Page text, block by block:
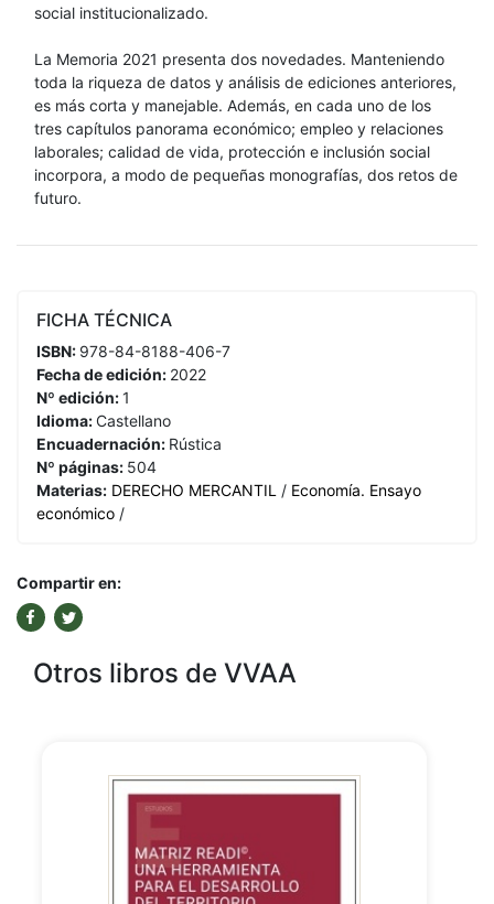
social institucionalizado.
La Memoria 2021 presenta dos novedades. Manteniendo
toda la riqueza de datos y análisis de ediciones anteriores,
es más corta y manejable. Además, en cada uno de los
tres capítulos panorama económico; empleo y relaciones
laborales; calidad de vida, protección e inclusión social
incorpora, a modo de pequeñas monografías, dos retos de
futuro.
FICHA TÉCNICA
ISBN: 978-84-8188-406-7
Fecha de edición: 2022
Nº edición:1
Idioma:Castellano
Encuadernación: Rústica
Nº páginas: 504
Materias: DERECHO MERCANTIL / Economía. Ensayo
económico /
Compartir en:
Otros libros de VVAA